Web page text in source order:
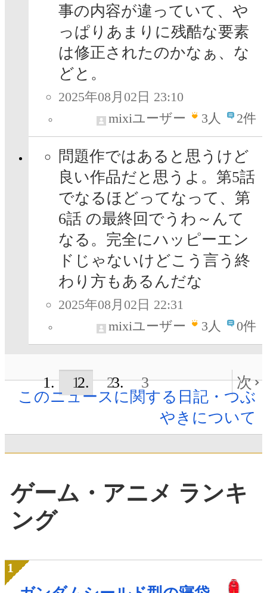
事の内容が違っていて、や
っぱりあまりに残酷な要素
は修正されたのかなぁ、な
どと。
2025年08月02日 23:10
mixiユーザー
3人 2件
問題作ではあると思うけど
良い作品だと思うよ。第5話
でなるほどってなって、第
6話 の最終回でうわ～んて
なる。完全にハッピーエン
ドじゃないけどこう言う終
わり方もあるんだな
2025年08月02日 22:31
mixiユーザー
3人 0件
1 2 3
次
このニュースに関する日記・つぶ
やきについて
ゲーム・アニメ ランキ
ング